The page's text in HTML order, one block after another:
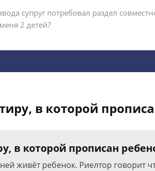
в которой
в которой прописан
живёт ребенок. Риелтор говорит